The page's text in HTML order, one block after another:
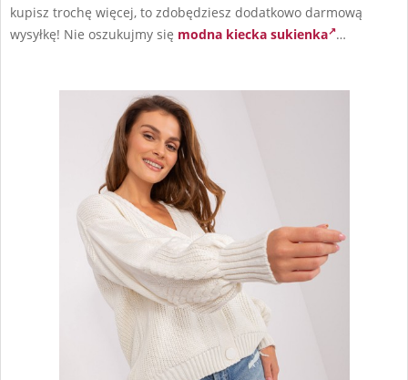
kupisz trochę więcej, to zdobędziesz dodatkowo darmową
wysyłkę! Nie oszukujmy się modna kiecka sukienka …